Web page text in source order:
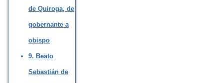
de Quiroga, de
gobernante a
obispo
9. Beato
Sebastián de